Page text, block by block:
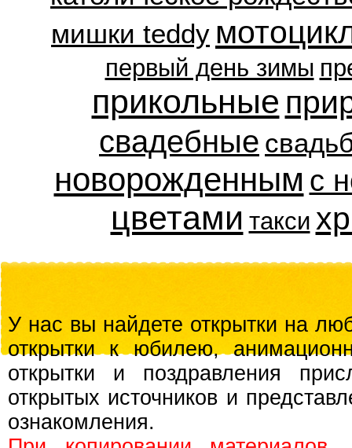
мишки teddy
первый день зимы
прикольные
свадебные
новорожденным с
цветами такси
У нас вы найдете открытки на
открытки к юбилею,
открытки и поздравления
открытых источников и
ознакомления.